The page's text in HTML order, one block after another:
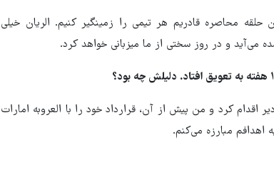
محاصره قادریم هر تیمی را زمینگیر کنیم. الریان خیلی
می‌آید و در روز سختی از ما میزبانی خواهد کرد.
اقدام کرد و من پیش از آن، قرارداد خود را با العروبه امارات
اهدافم مبارزه می‌کنم.